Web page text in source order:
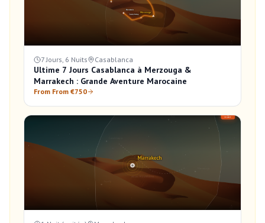
7 Jours, 6 Nuits Casablanca
Ultime 7 Jours Casablanca à Merzouga &
Marrakech : Grande Aventure Marocaine
From From €750